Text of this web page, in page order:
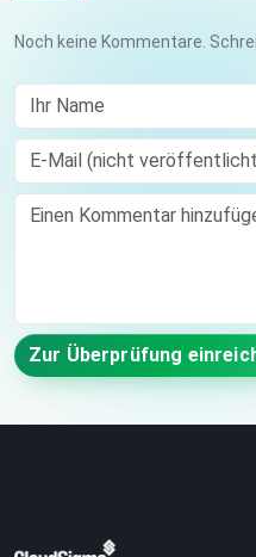
Noch keine Kommentare.
Ihr Name
E-Mail (nicht veröffentlicht)
Comment
Zur Überprüfung